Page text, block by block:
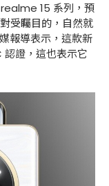
15 系列，預
受矚目的，自然就
報導表示，這款新
認證，這也表示它